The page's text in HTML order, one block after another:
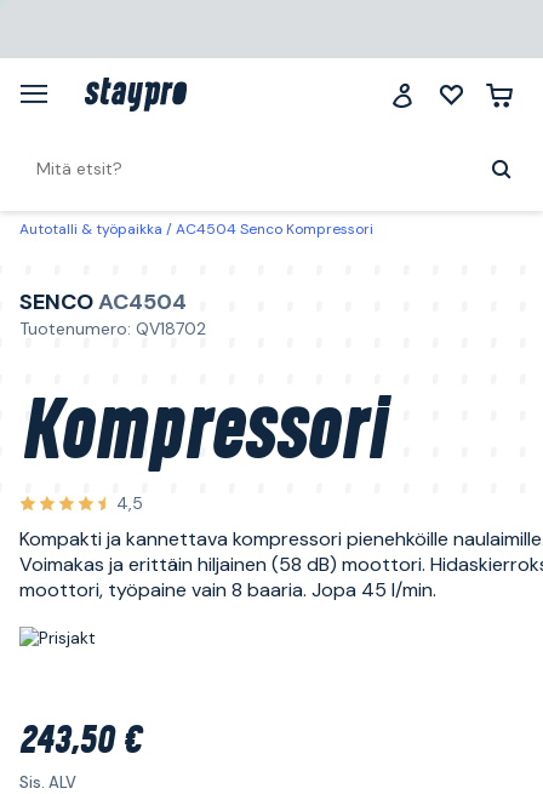
Autotalli & työpaikka AC4504 Senco Kompressori
SENCOAC4504
Tuotenumero: QV18702
Kompressori
4,5
Kompakti ja kannettava kompressori pienehköille
Voimakas ja erittäin hiljainen (58 dB) moottori.
moottori, työpaine vain 8 baaria. Jopa 45 l/min.
243,50 €
Sis. ALV